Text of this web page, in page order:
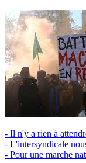
- Il n'y a rien à
- L'intersyndicale
- Pour une marche